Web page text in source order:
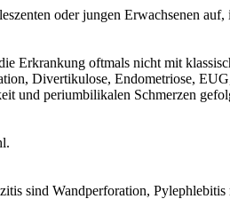
oder jungen Erwachsenen
Erkrankung oftmals nicht mit
Divertikulose, Endometriose,
und periumbilikalen Schmerzen
sind Wandperforation,